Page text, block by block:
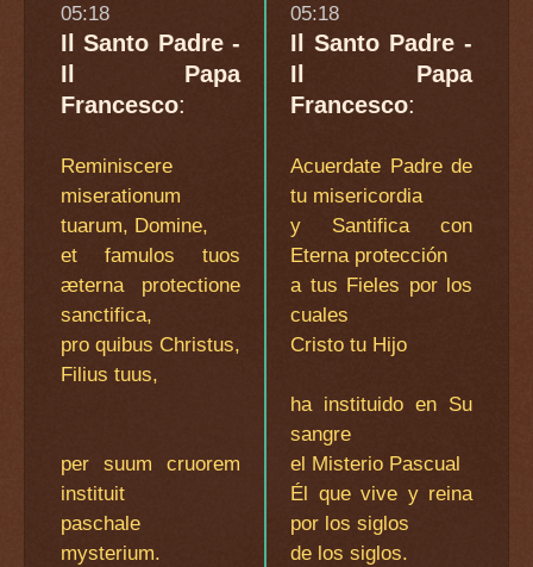
05:18
Il Santo Padre -
Il Papa
Francesco:
Reminiscere
miserationum
tuarum, Domine,
et famulos tuos
æterna protectione
sanctifica,
pro quibus Christus,
Filius tuus,
per suum cruorem
instituit
paschale
mysterium.
05:18
Il Santo Padre -
Il Papa
Francesco:
Acuerdate Padre de
tu misericordia
y Santifica con
Eterna protección
a tus Fieles por los
cuales
Cristo tu Hijo
ha instituido en Su
sangre
el Misterio Pascual
Él que vive y reina
por los siglos
de los siglos.